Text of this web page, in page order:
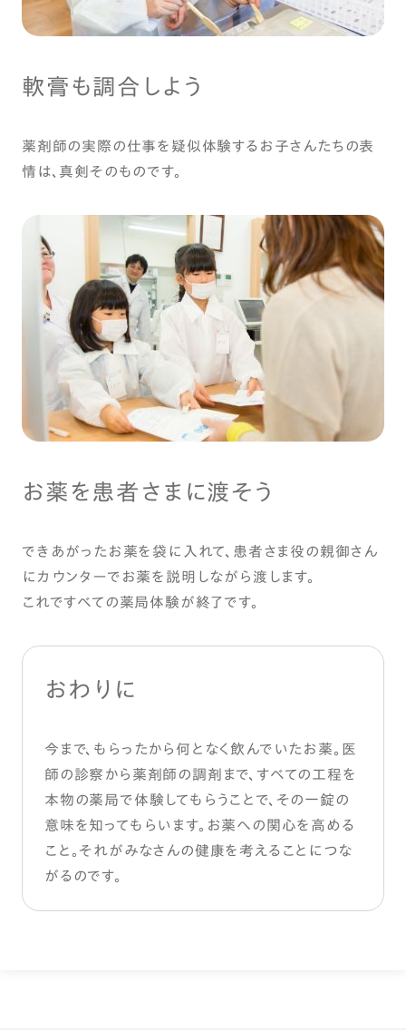
軟膏も調合しよう
薬剤師の実際の仕事を疑似体験するお子さんたちの表
情は、真剣そのものです。
お薬を患者さまに渡そう
できあがったお薬を袋に入れて、患者さま役の親御さん
にカウンターでお薬を説明しながら渡します。
これですべての薬局体験が終了です。
おわりに
今まで、もらったから何となく飲んでいたお薬。医
師の診察から薬剤師の調剤まで、すべての工程を
本物の薬局で体験してもらうことで、その一錠の
意味を知ってもらいます。お薬への関心を高める
こと。それがみなさんの健康を考えることにつな
がるのです。